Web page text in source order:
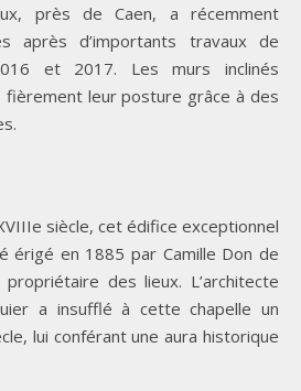
près de Caen, a récemment
après d’importants travaux de
et 2017. Les murs inclinés
leur posture grâce à des
siècle, cet édifice exceptionnel
érigé en 1885 par Camille Don de
propriétaire des lieux. L’architecte
a insufflé à cette chapelle un
lui conférant une aura historique